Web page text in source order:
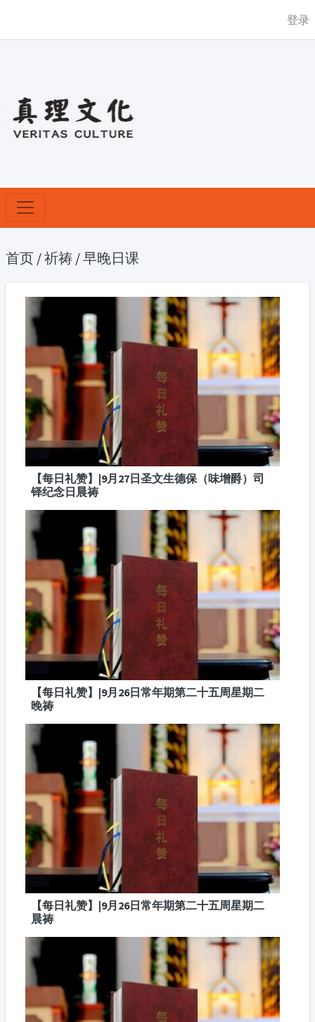
登录
首页 /祈祷 /早晚日课
【每日礼赞】|9月27日圣文生德保（味增爵）司
铎纪念日晨祷
【每日礼赞】|9月26日常年期第二十五周星期二
晚祷
【每日礼赞】|9月26日常年期第二十五周星期二
晨祷